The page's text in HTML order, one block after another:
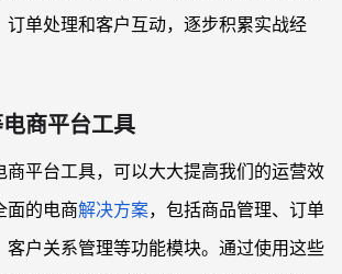
订单处理和客户互动，逐步积累实战经
商平台工具
商平台工具，可以大大提高我们的运营效
面的电商解决方案，包括商品管理、订单
客户关系管理等功能模块。通过使用这些